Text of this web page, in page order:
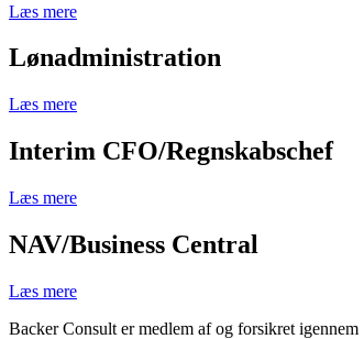
Læs mere
Lønadministration
Læs mere
Interim CFO/Regnskabschef
Læs mere
NAV/Business Central
Læs mere
Backer Consult er medlem af og forsikret igennem